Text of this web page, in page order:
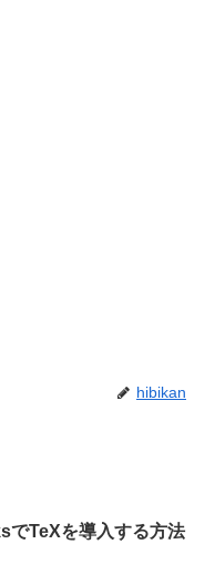
hibikan
でTeXを導入する方法